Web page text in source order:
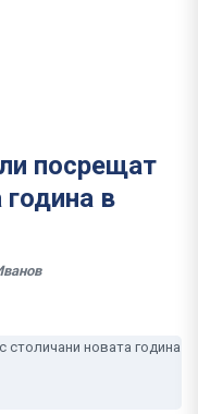
посрещат
година в